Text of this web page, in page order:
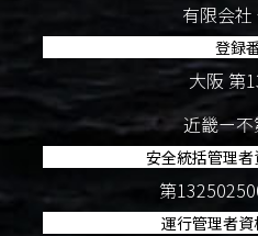
有限会社
登録
大阪 第
近畿ー
安全統括管理
第
運行管理者